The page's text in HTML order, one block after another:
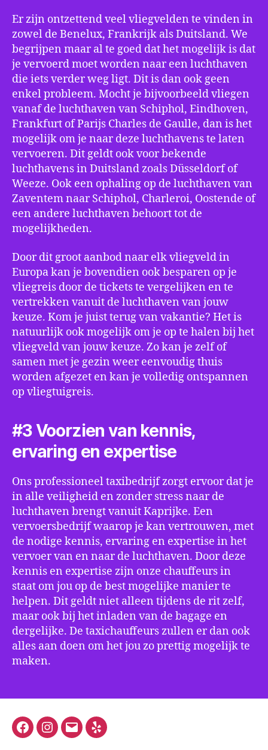
Er zijn ontzettend veel vliegvelden te vinden in
zowel de Benelux, Frankrijk als Duitsland. We
begrijpen maar al te goed dat het mogelijk is dat
je vervoerd moet worden naar een luchthaven
die iets verder weg ligt. Dit is dan ook geen
enkel probleem. Mocht je bijvoorbeeld vliegen
vanaf de luchthaven van Schiphol, Eindhoven,
Frankfurt of Parijs Charles de Gaulle, dan is het
mogelijk om je naar deze luchthavens te laten
vervoeren. Dit geldt ook voor bekende
luchthavens in Duitsland zoals Düsseldorf of
Weeze. Ook een ophaling op de luchthaven van
Zaventem naar Schiphol, Charleroi, Oostende of
een andere luchthaven behoort tot de
mogelijkheden.
Door dit groot aanbod naar elk vliegveld in
Europa kan je bovendien ook besparen op je
vliegreis door de tickets te vergelijken en te
vertrekken vanuit de luchthaven van jouw
keuze. Kom je juist terug van vakantie? Het is
natuurlijk ook mogelijk om je op te halen bij het
vliegveld van jouw keuze. Zo kan je zelf of
samen met je gezin weer eenvoudig thuis
worden afgezet en kan je volledig ontspannen
op vliegtuigreis.
#3 Voorzien van kennis,
ervaring en expertise
Ons professioneel taxibedrijf zorgt ervoor dat je
in alle veiligheid en zonder stress naar de
luchthaven brengt vanuit Kaprijke. Een
vervoersbedrijf waarop je kan vertrouwen, met
de nodige kennis, ervaring en expertise in het
vervoer van en naar de luchthaven. Door deze
kennis en expertise zijn onze chauffeurs in
staat om jou op de best mogelijke manier te
helpen. Dit geldt niet alleen tijdens de rit zelf,
maar ook bij het inladen van de bagage en
dergelijke. De taxichauffeurs zullen er dan ook
alles aan doen om het jou zo prettig mogelijk te
maken.
FacebookInstagram
E-
Yelp